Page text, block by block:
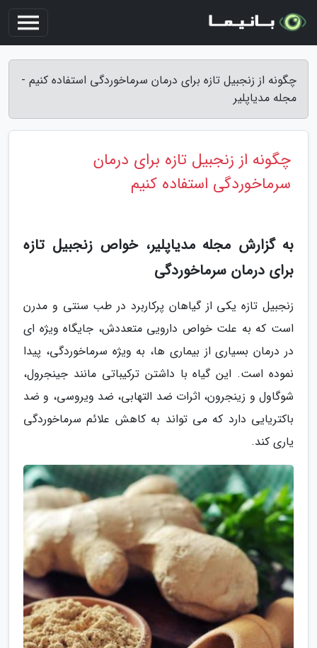
چگونه از زنجبیل تازه برای درمان سرماخوردگی استفاده کنیم -
مجله مدیاپلیر
چگونه از زنجبیل تازه برای درمان
سرماخوردگی استفاده کنیم
به گزارش مجله مدیاپلیر، خواص زنجبیل تازه
برای درمان سرماخوردگی
زنجبیل تازه یکی از گیاهان پرکاربرد در طب سنتی و مدرن
است که به علت خواص دارویی متعددش، جایگاه ویژه ای
در درمان بسیاری از بیماری ها، به ویژه سرماخوردگی، پیدا
نموده است. این گیاه با داشتن ترکیباتی مانند جینجرول،
شوگاول و زینجرون، اثرات ضد التهابی، ضد ویروسی، و ضد
باکتریایی دارد که می تواند به کاهش علائم سرماخوردگی
یاری کند.